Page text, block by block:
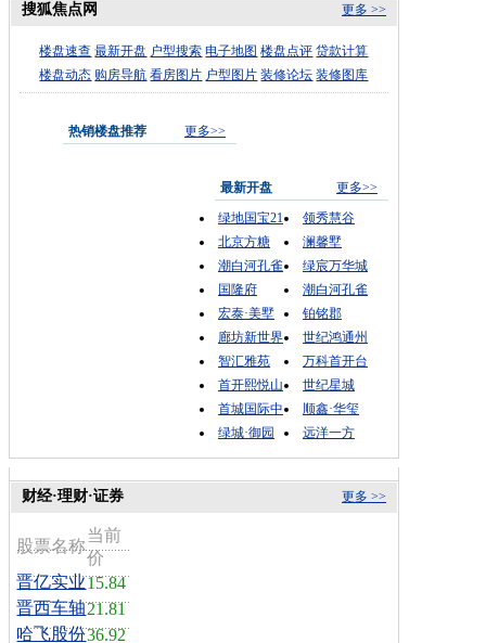
更多 >>
搜狐焦点网
楼盘速查 最新开盘 户型搜索 电子地图 楼盘点评 贷款计算
楼盘动态 购房导航 看房图片 户型图片 装修论坛 装修图库
热销楼盘推荐 更多>>
最新开盘
更多>>
绿地国宝21
领秀慧谷
北京方糖
澜馨墅
潮白河孔雀
绿宸万华城
国隆府
潮白河孔雀
宏泰·美墅
铂铭郡
廊坊新世界
世纪鸿通州
智汇雅苑
万科首开台
首开熙悦山
世纪星城
首城国际中
顺鑫·华玺
绿城·御园
远洋一方
更多 >>
财经·理财·证券
股票名称
当前
价
晋亿实业15.84
晋西车轴21.81
哈飞股份36.92